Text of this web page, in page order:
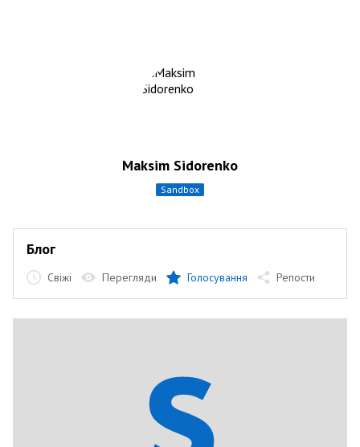
Maksim Sidorenko
sandbox
Блог
Свіжі Перегляди Голосування Репости